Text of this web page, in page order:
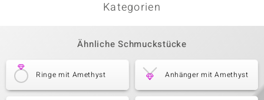
Kategorien
Ähnliche Schmuckstücke
Ringe mit Amethyst Anhänger mit Amethyst